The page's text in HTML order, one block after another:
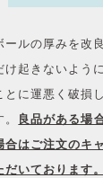
ールの厚みを改
け起きないよう
とに運悪く破損
良品がある場
合はご注文のキ
だいております。